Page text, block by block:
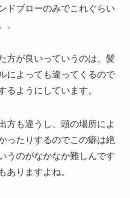
ドブローのみでこれぐらい
方が良いっていうのは、髪
によっても違ってくるので
ようにしています。
方も違うし、頭の場所によ
ったりするのでこの癖は絶
うのがなかなか難しんです
ありますよね。